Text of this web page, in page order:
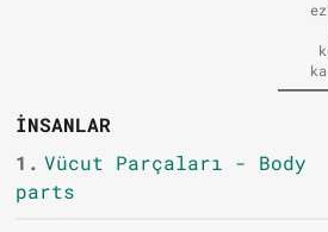
İNSANLAR
1. Vücut Parçaları - Body
parts